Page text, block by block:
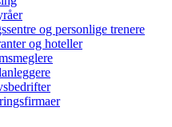
og personlige trenere
og hoteller